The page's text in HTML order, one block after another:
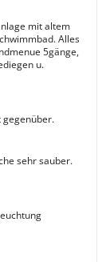
mit altem
Alles
5gänge,
u.
gegenüber.
sehr sauber.